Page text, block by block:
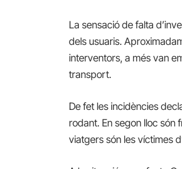
La sensació de falta
dels usuaris.
interventors, a més van
transport.
De fet les incidències
rodant. En segon lloc són
viatgers són les víctimes